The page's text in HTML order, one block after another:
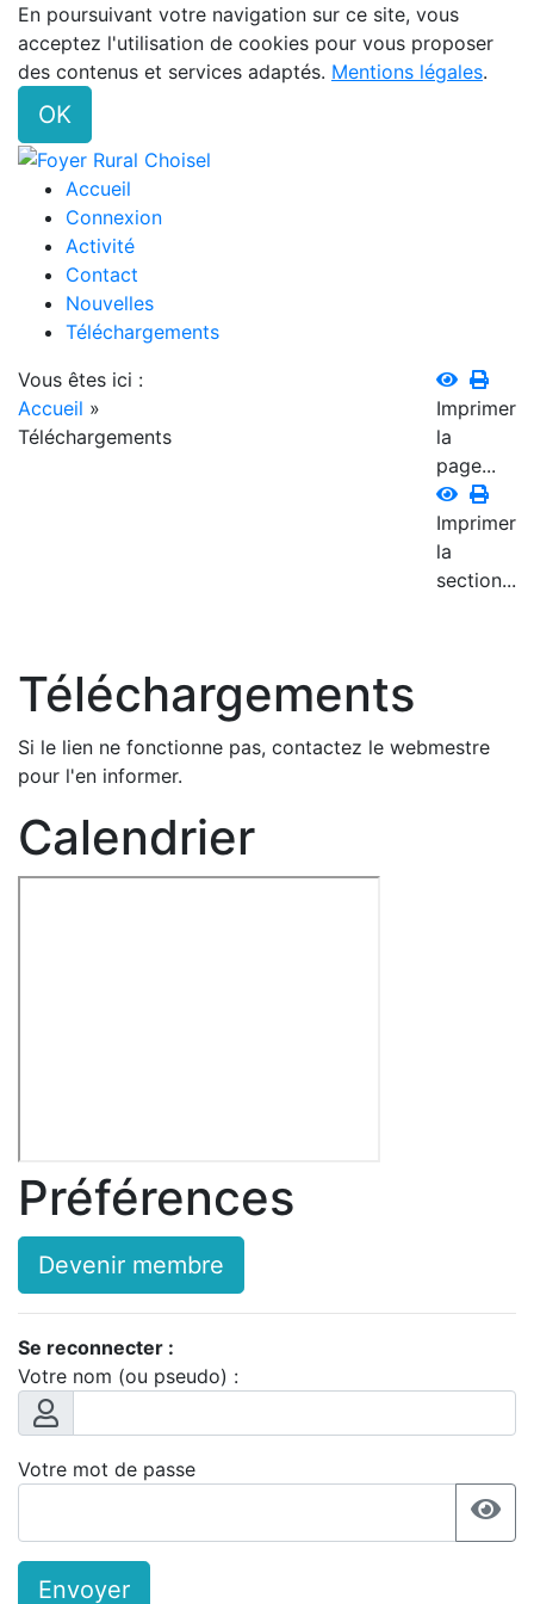
En poursuivant votre navigation sur ce site, vous
acceptez l'utilisation de cookies pour vous proposer
des contenus et services adaptés. Mentions légales.
OK
Accueil
Connexion
Activité
Contact
Nouvelles
Téléchargements
Vous êtes ici :
Accueil »
Téléchargements
Imprimer
la
page...
Imprimer
la
section...
Téléchargements
Si le lien ne fonctionne pas, contactez le webmestre
pour l'en informer.
Calendrier
Préférences
Devenir membre
Se reconnecter :
Votre nom (ou pseudo) :
Votre mot de passe
Envoyer